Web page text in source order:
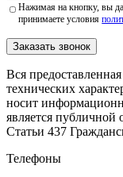
Нажимая на кнопку, вы
принимаете условия
Заказать звонок
Вся
технических
носит
является
Статьи 437
Телефоны